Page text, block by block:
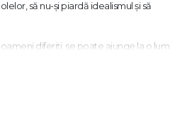
să nu-și piardă idealismul și să
diferiți, se poate ajunge la o